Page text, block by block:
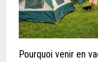
Pourquoi venir en